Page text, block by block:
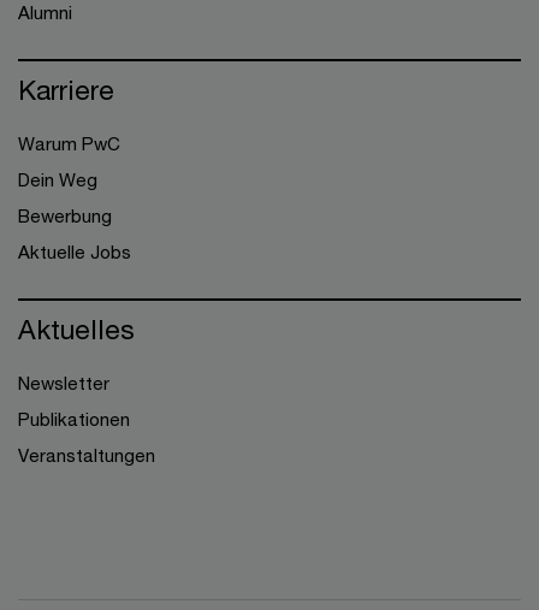
Alumni
Karriere
Warum PwC
Dein Weg
Bewerbung
Aktuelle Jobs
Aktuelles
Newsletter
Publikationen
Veranstaltungen